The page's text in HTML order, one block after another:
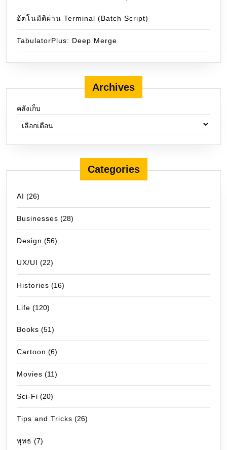
อัตโนมัติผ่าน Terminal (Batch Script)
TabulatorPlus: Deep Merge
Archives
คลังเก็บ
Categories
AI (26)
Businesses (28)
Design (56)
UX/UI (22)
Histories (16)
Life (120)
Books (51)
Cartoon (6)
Movies (11)
Sci-Fi (20)
Tips and Tricks (26)
พุทธ (7)